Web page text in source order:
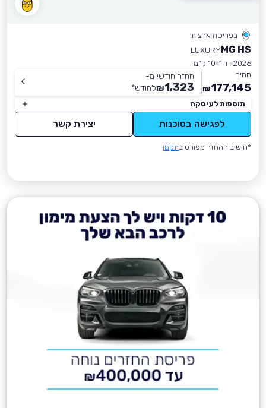
בפריסה ארצית
MG HS
LUXURY
2026 יד 1
10 ק״מ
מחיר
177,145
₪
החזר חודשי מ-
1,323
₪לחודש*
תוספות לעיסקה
לפגישה בסוכנות יצירת קשר
*חישוב ההחזר מפורט בתקנון